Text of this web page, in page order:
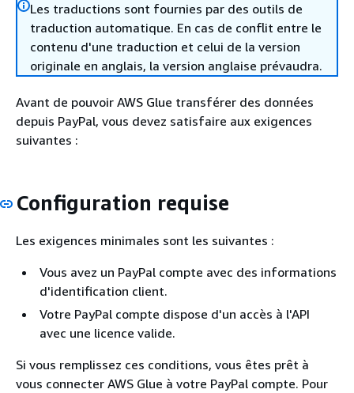
Les traductions sont fournies par des outils de
traduction automatique. En cas de conflit entre le
contenu d'une traduction et celui de la version
originale en anglais, la version anglaise prévaudra.
Avant de pouvoir AWS Glue transférer des données
depuis PayPal, vous devez satisfaire aux exigences
suivantes :
Configuration requise
Les exigences minimales sont les suivantes :
Vous avez un PayPal compte avec des informations
d'identification client.
Votre PayPal compte dispose d'un accès à l'API
avec une licence valide.
Si vous remplissez ces conditions, vous êtes prêt à
vous connecter AWS Glue à votre PayPal compte. Pour